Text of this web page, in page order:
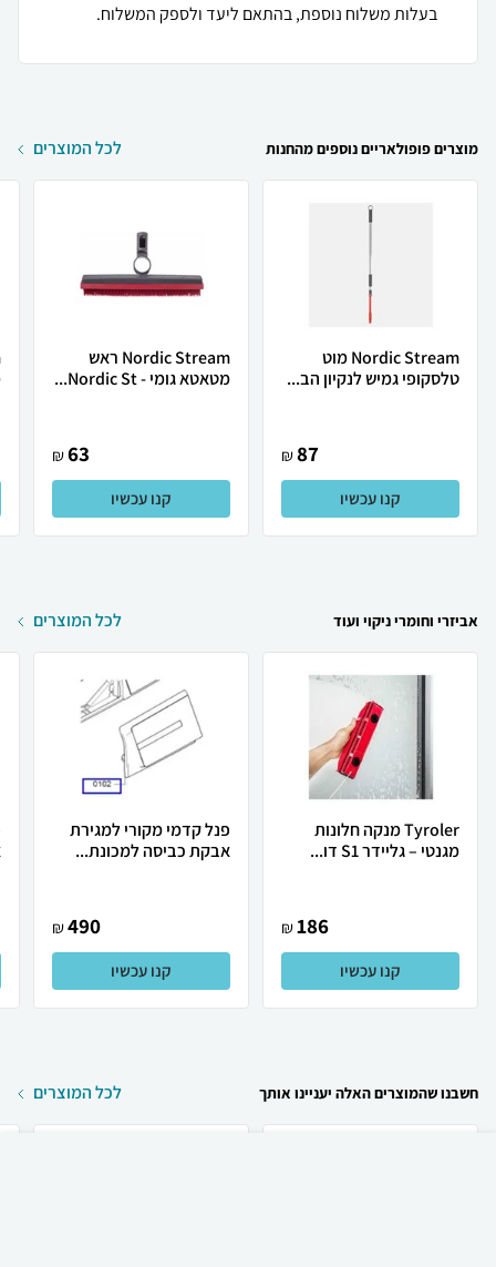
בעלות משלוח נוספת, בהתאם ליעד ולספק המשלוח.
מוצרים פופולאריים נוספים מהחנות לכל המוצרים
Nordic Stream מוט
טלסקופי גמיש לנקיון הב...
87
₪
קנו עכשיו
Nordic Stream ראש
מטאטא גומי - Nordic St...
63
₪
קנו עכשיו
אביזרי וחומרי ניקוי ועוד לכל המוצרים
Tyroler מנקה חלונות
מגנטי – גליידר S1 דו...
186
₪
קנו עכשיו
פנל קדמי מקורי למגירת
אבקת כביסה למכונת...
490
₪
קנו עכשיו
חשבנו שהמוצרים האלה יעניינו אותך לכל המוצרים